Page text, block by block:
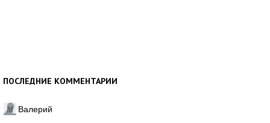
ПОСЛЕДНИЕ КОММЕНТАРИИ
Валерий